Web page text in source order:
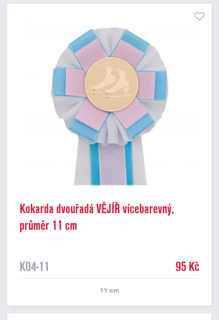
Kokarda dvouřadá VĚJÍŘ vícebarevný,
průměr 11 cm
K04-11 95 Kč
11 cm